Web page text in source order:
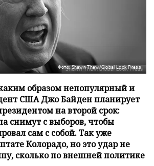
Фото: Shawn Thew/Global Look Press
образом непопулярный и
США Джо Байден планирует
на второй срок:
снимут с выборов, чтобы
сам с собой. Так уже
Колорадо, но это удар не
сколько по внешней политике